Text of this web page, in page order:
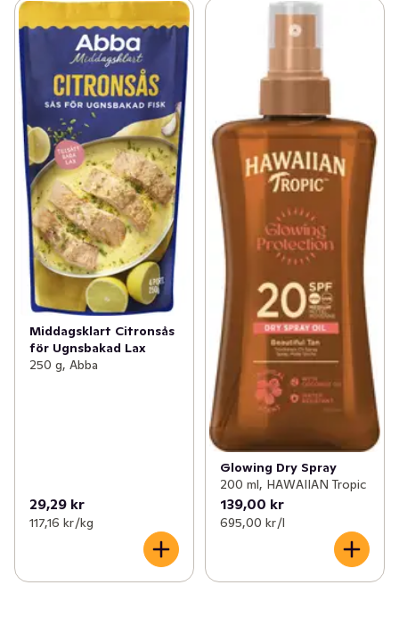
Middagsklart Citronsås
för Ugnsbakad Lax
250 g, Abba
29,29 kr
117,16 kr /kg
Glowing Dry Spray
200 ml, HAWAIIAN Tropic
139,00 kr
695,00 kr /l